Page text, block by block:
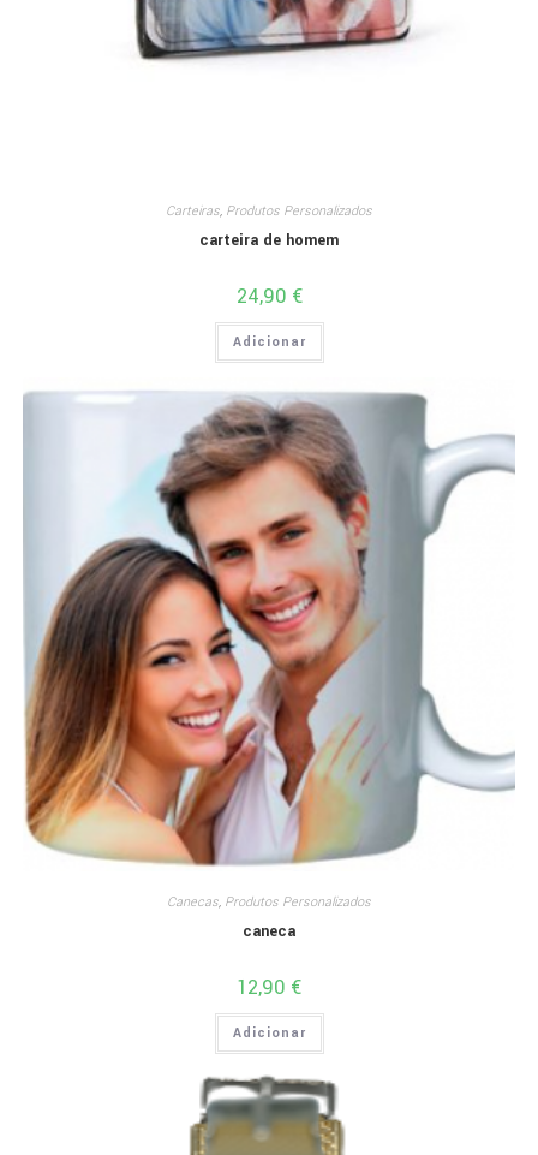
Carteiras, Produtos Personalizados
carteira de homem
24,90 €
Adicionar
Canecas, Produtos Personalizados
caneca
12,90 €
Adicionar